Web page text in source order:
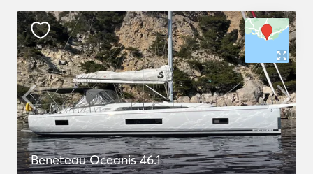
Beneteau Oceanis 46.1